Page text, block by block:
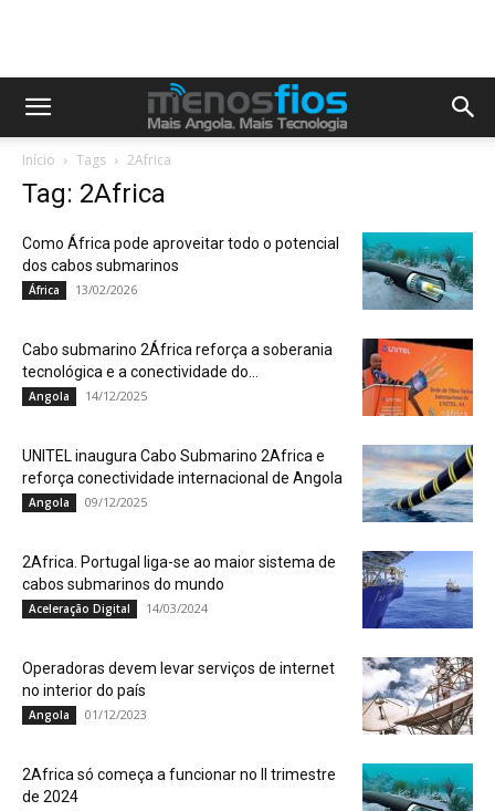
Início Tags 2Africa
Tag: 2Africa
Como África pode aproveitar todo o potencial
dos cabos submarinos
África 13/02/2026
Cabo submarino 2África reforça a soberania
tecnológica e a conectividade do...
Angola 14/12/2025
UNITEL inaugura Cabo Submarino 2Africa e
reforça conectividade internacional de Angola
Angola 09/12/2025
2Africa. Portugal liga-se ao maior sistema de
cabos submarinos do mundo
Aceleração Digital 14/03/2024
Operadoras devem levar serviços de internet
no interior do país
Angola 01/12/2023
2Africa só começa a funcionar no II trimestre
de 2024